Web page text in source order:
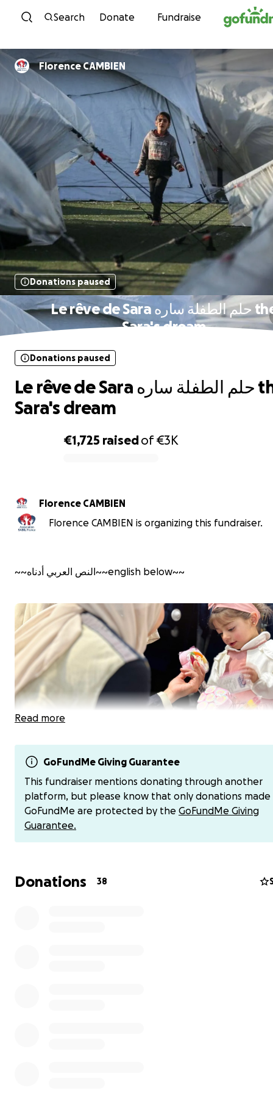
Skip to content
Search Donate Fundraise
Florence CAMBIEN
Donations paused
Le rêve de Sara حلم الطفلة ساره the
Sara's dream
€1,725 raisedof€3K
Donations paused
Le rêve de Sara حلم الطفلة ساره the
Sara's dream
Florence CAMBIEN
Florence CAMBIEN is organizing this fundraiser.
~~النص العربي أدناه~~english below~~
2500€ de dons transféréspour offrir des vêtements
pauvres et/ou malades. 66 enfants de 3 camps ont
Read more
GoFundMe Giving Guarantee
This fundraiser mentions donating through another
platform, but please know that only donations made
GoFundMe are protected by the GoFundMe Giving
Guarantee.
Donations 38